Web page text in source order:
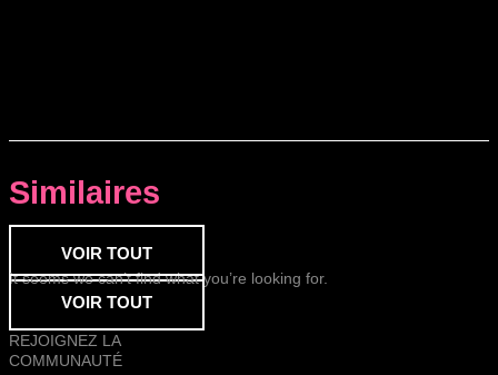
Similaires
VOIR TOUT
It seems we can’t find what you’re looking for.
VOIR TOUT
REJOIGNEZ LA
COMMUNAUTÉ